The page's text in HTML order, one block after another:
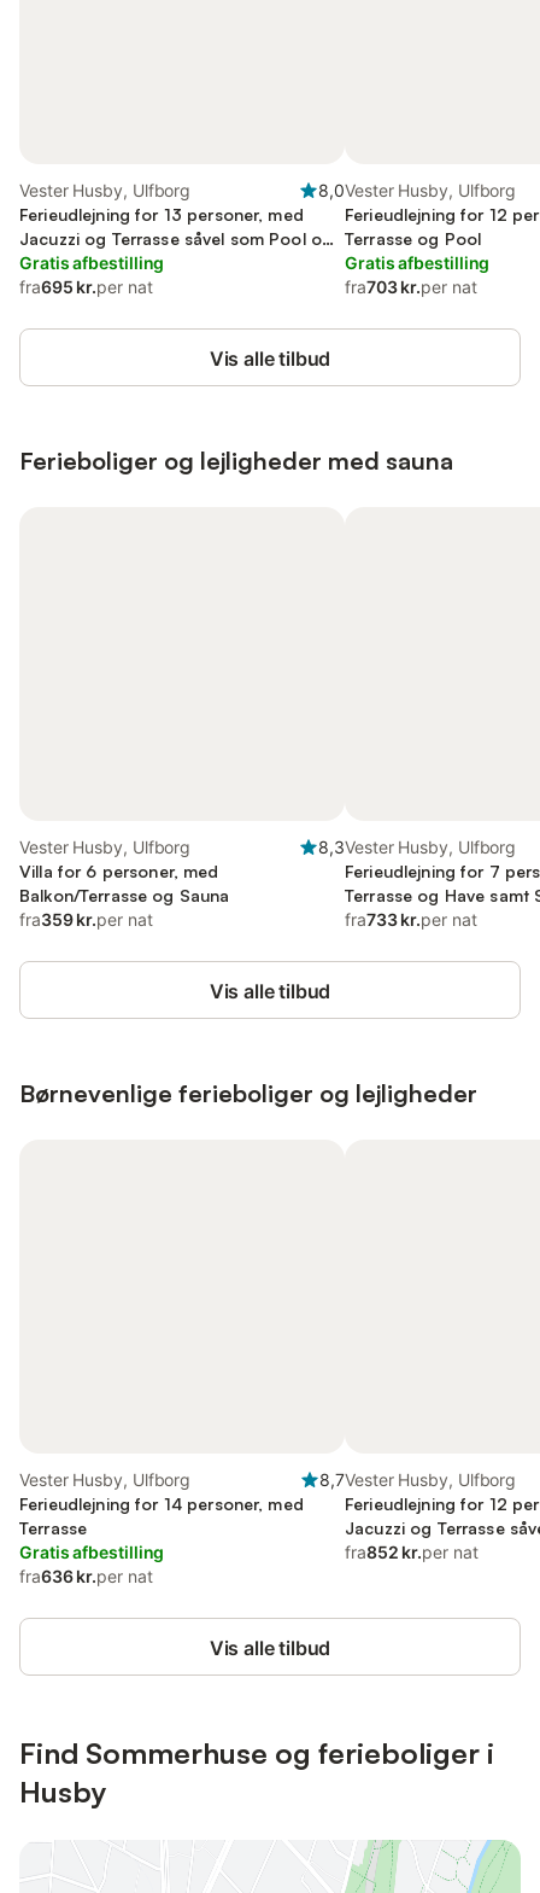
Vester Husby, Ulfborg
8,0
Ferieudlejning for 13 personer, med
Jacuzzi og Terrasse såvel som Pool og
Sauna
Gratis afbestilling
fra695 kr.per nat
Vester Husby, Ulfborg
Ferieudlejning for 12
Terrasse og Pool
Gratis afbestilling
fra703 kr.per nat
Vis alle tilbud
Ferieboliger og lejligheder med sauna
Vester Husby, Ulfborg
8,3
Villa for 6 personer, med
Balkon/Terrasse og Sauna
fra359 kr.per nat
Vester Husby, Ulfborg
Ferieudlejning for 7
Terrasse og Have samt
fra733 kr.per nat
Vis alle tilbud
Børnevenlige ferieboliger og lejligheder
Vester Husby, Ulfborg
8,7
Ferieudlejning for 14 personer, med
Terrasse
Gratis afbestilling
fra636 kr.per nat
Vester Husby, Ulfborg
Ferieudlejning for 12
Jacuzzi og Terrasse
Børnepool og Sauna
fra852 kr.per nat
Vis alle tilbud
Find Sommerhuse og ferieboliger i
Husby